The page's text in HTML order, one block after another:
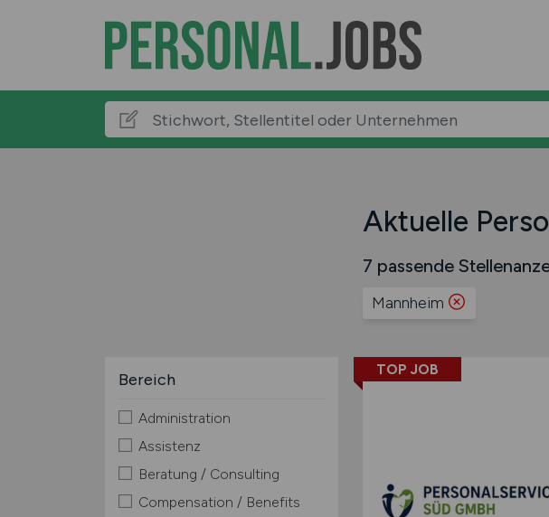
Aktuelle
7 passende
Mannheim
Bereich
Administration
Assistenz
Beratung / Consulting
Compensation / Benefits
TOP JOB